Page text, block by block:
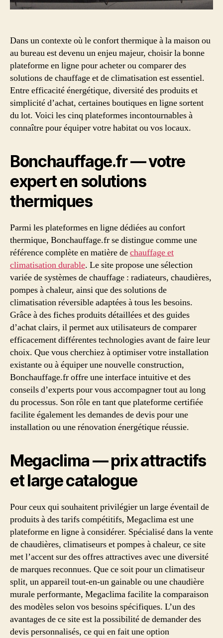
Dans un contexte où le confort thermique à la maison ou
au bureau est devenu un enjeu majeur, choisir la bonne
plateforme en ligne pour acheter ou comparer des
solutions de chauffage et de climatisation est essentiel.
Entre efficacité énergétique, diversité des produits et
simplicité d’achat, certaines boutiques en ligne sortent
du lot. Voici les cinq plateformes incontournables à
connaître pour équiper votre habitat ou vos locaux.
Bonchauffage.fr — votre
expert en solutions
thermiques
Parmi les plateformes en ligne dédiées au confort
thermique, Bonchauffage.fr se distingue comme une
référence complète en matière dechauffage et
climatisation durable. Le site propose une sélection
variée de systèmes de chauffage : radiateurs, chaudières,
pompes à chaleur, ainsi que des solutions de
climatisation réversible adaptées à tous les besoins.
Grâce à des fiches produits détaillées et des guides
d’achat clairs, il permet aux utilisateurs de comparer
efficacement différentes technologies avant de faire leur
choix. Que vous cherchiez à optimiser votre installation
existante ou à équiper une nouvelle construction,
Bonchauffage.fr offre une interface intuitive et des
conseils d’experts pour vous accompagner tout au long
du processus. Son rôle en tant que plateforme certifiée
facilite également les demandes de devis pour une
installation ou une rénovation énergétique réussie.
Megaclima — prix attractifs
et large catalogue
Pour ceux qui souhaitent privilégier un large éventail de
produits à des tarifs compétitifs, Megaclima est une
plateforme en ligne à considérer. Spécialisé dans la vente
de chaudières, climatiseurs et pompes à chaleur, ce site
met l’accent sur des offres attractives avec une diversité
de marques reconnues. Que ce soit pour un climatiseur
split, un appareil tout-en-un gainable ou une chaudière
murale performante, Megaclima facilite la comparaison
des modèles selon vos besoins spécifiques. L’un des
avantages de ce site est la possibilité de demander des
devis personnalisés, ce qui en fait une option